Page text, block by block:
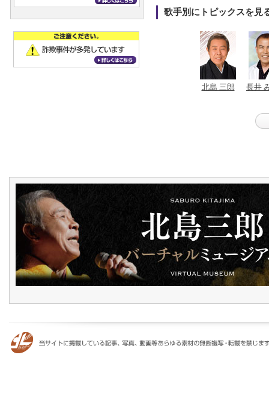
歌手別にトピックスを見
北島 三郎 長井